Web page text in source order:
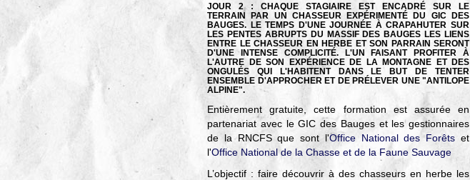
JOUR 2 : CHAQUE STAGIAIRE EST ENCADRÉ SUR LE
TERRAIN PAR UN CHASSEUR EXPÉRIMENTÉ DU GIC DES
BAUGES. LE TEMPS D'UNE JOURNÉE À CRAPAHUTER SUR
LES PENTES ABRUPTS DU MASSIF DES BAUGES LES LIENS
ENTRE LE CHASSEUR EN HERBE ET SON PARRAIN SERONT
D'UNE INTENSE COMPLICITÉ. L'UN FAISANT PROFITER À
L'AUTRE DE SON EXPÉRIENCE DE LA MONTAGNE ET DES
ONGULÉS QUI L'HABITENT DANS LE BUT DE TENTER
ENSEMBLE D'APPROCHER ET DE PRÉLEVER UNE "ANTILOPE
ALPINE".
Entièrement gratuite, cette formation est assurée en
partenariat avec le GIC des Bauges et les gestionnaires
de la RNCFS que sont l'Office National des Forêts et
l'Office National de la Chasse et de la Faune Sauvage
L’objectif : faire découvrir à des chasseurs en herbe les